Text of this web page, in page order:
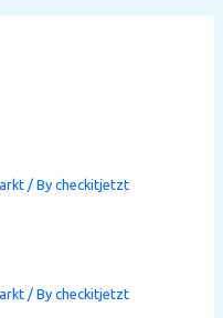
/ Bycheckitjetzt
/ Bycheckitjetzt